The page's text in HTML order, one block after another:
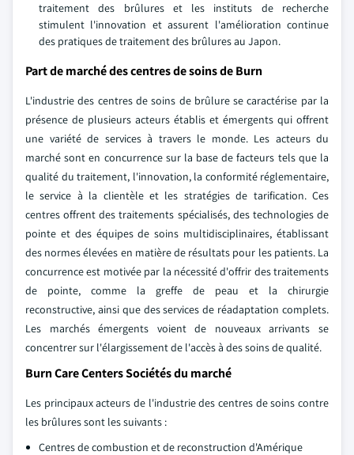
traitement des brûlures et les instituts de recherche
stimulent l'innovation et assurent l'amélioration continue
des pratiques de traitement des brûlures au Japon.
Part de marché des centres de soins de Burn
L'industrie des centres de soins de brûlure se caractérise par la
présence de plusieurs acteurs établis et émergents qui offrent
une variété de services à travers le monde. Les acteurs du
marché sont en concurrence sur la base de facteurs tels que la
qualité du traitement, l'innovation, la conformité réglementaire,
le service à la clientèle et les stratégies de tarification. Ces
centres offrent des traitements spécialisés, des technologies de
pointe et des équipes de soins multidisciplinaires, établissant
des normes élevées en matière de résultats pour les patients. La
concurrence est motivée par la nécessité d'offrir des traitements
de pointe, comme la greffe de peau et la chirurgie
reconstructive, ainsi que des services de réadaptation complets.
Les marchés émergents voient de nouveaux arrivants se
concentrer sur l'élargissement de l'accès à des soins de qualité.
Burn Care Centers Sociétés du marché
Les principaux acteurs de l'industrie des centres de soins contre
les brûlures sont les suivants :
Centres de combustion et de reconstruction d'Amérique